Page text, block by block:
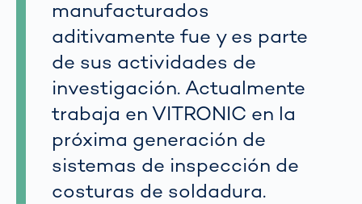
manufacturados
aditivamente fue y es parte
de sus actividades de
investigación. Actualmente
trabaja en VITRONIC en la
próxima generación de
sistemas de inspección de
costuras de soldadura.